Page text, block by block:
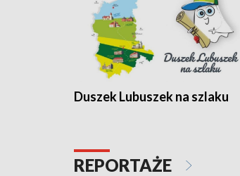
Duszek Lubuszek na szlaku
REPORTAŻE